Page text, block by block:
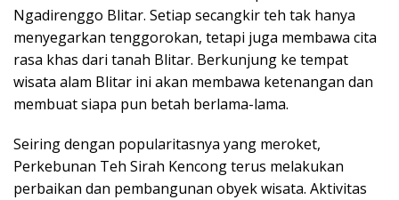
Ngadirenggo Blitar. Setiap secangkir teh tak hanya
menyegarkan tenggorokan, tetapi juga membawa cita
rasa khas dari tanah Blitar. Berkunjung ke tempat
wisata alam Blitar ini akan membawa ketenangan dan
membuat siapa pun betah berlama-lama.
Seiring dengan popularitasnya yang meroket,
Perkebunan Teh Sirah Kencong terus melakukan
perbaikan dan pembangunan obyek wisata. Aktivitas